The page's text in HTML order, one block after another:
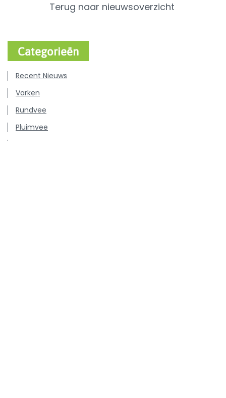
Terug naar nieuwsoverzicht
Categorieën
Recent Nieuws
Varken
Rundvee
Pluimvee